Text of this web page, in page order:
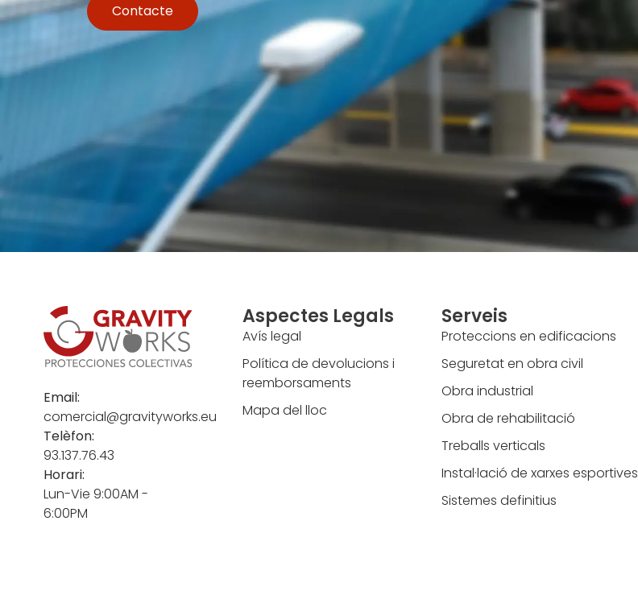
Contacte
Email:
comercial@gravityworks.eu
Telèfon:
93.137.76.43
Horari:
Lun-Vie 9:00AM -
6:00PM
Aspectes Legals
Avís legal
Política de devolucions i
reemborsaments
Mapa del lloc
Serveis
Proteccions en edificacions
Seguretat en obra civil
Obra industrial
Obra de rehabilitació
Treballs verticals
Instal·lació de xarxes esportives
Sistemes definitius